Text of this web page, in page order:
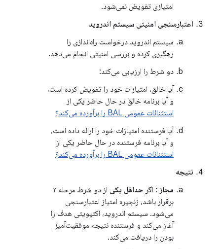
امتیازی تفویض نمی‌شود.
اعتبارسنجی امنیتی سیستم اندروید
سیستم اندروید درخواست راه‌اندازی را
رهگیری کرده و بررسی امنیتی انجام می‌دهد.
دو شرط را ارزیابی می‌کند:
آیا خالق، امتیازات خود را تفویض کرده است،
و آیا برنامه خالق در حال حاضر یکی از
استثنائات عمومی BAL را برآورده می‌کند؟
آیا فرستنده امتیازات خود را ارائه داده است،
و آیا برنامه فرستنده در حال حاضر یکی از
استثنائات عمومی BAL را برآورده می‌کند؟
نتیجه
مجاز : اگر حداقل یکی
از دو شرط مرحله ۳
برقرار باشد، زنجیره امتیاز اعتبارسنجی
می‌شود. سیستم اندروید، اکتیویتی هدف را
آغاز می‌کند و فرستنده نتیجه موفقیت‌آمیز
بودن را دریافت می‌کند.